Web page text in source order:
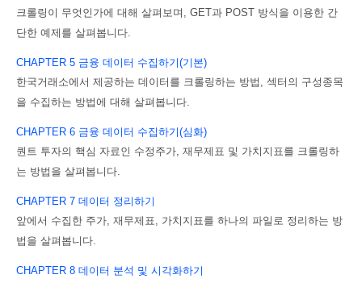
크롤링이 무엇인가에 대해 살펴보며 , GET과 POST 방식을 이용한 간
단한 예제를 살펴 봅니다.
CHAPTER 5 금융 데이터 수집하기(기본)
한국거래소에서 제공하는 데이터를 크롤링하는 방법 , 섹터의 구성종목
을 수집하는 방법에 대해 살펴봅니다.
CHAPTER 6 금융 데이터 수집하기(심화)
퀀트 투자의 핵심 자료인 수정주가, 재무제표 및 가치지표를 크롤링하
는 방법을 살펴 봅니다.
CHAPTER 7 데이터 정리하기
앞에서 수집한 주가, 재무제표, 가치지표를 하나의 파일로 정리하는 방
법을 살펴봅니다.
CHAPTER 8 데이터 분석 및 시각화하기